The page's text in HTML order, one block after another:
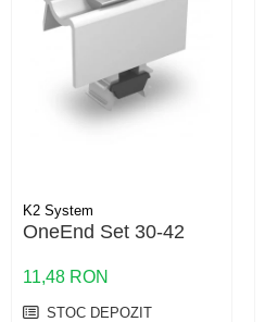
K2 System
OneEnd Set 30-42
11,48 RON
STOC DEPOZIT